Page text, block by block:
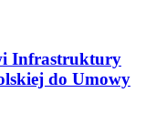
Infrastruktury
do Umowy